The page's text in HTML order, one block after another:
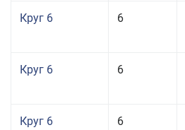
Круг 6 6
Круг 6 6
Круг 6 6